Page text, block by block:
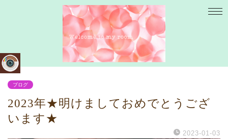
ブログ
2023年★明けましておめでとうござ
います★
2023-01-03